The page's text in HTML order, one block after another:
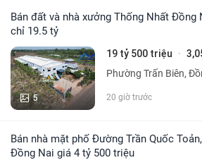
Bán đất và nhà xưởng Thống Nhất Đồng Nai DT 3050m2 giá
chỉ 19.5 tỷ
5
19 tỷ 500 triệu ·
Phường Trấn Biên,
20 giờ trước
Bán nhà mặt phố Đường Trần Quốc Toản, An Bình, Biên Hòa,
Đồng Nai giá 4 tỷ 500 triệu